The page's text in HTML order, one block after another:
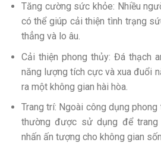
Tăng cường sức khỏe: Nhiều
có thể giúp cải thiện tình trạng
thẳng và lo âu.
Cải thiện phong thủy: Đá thạch
năng lượng tích cực và xua đuổi
ra một không gian hài hòa.
Trang trí: Ngoài công dụng
thường được sử dụng để
nhấn ấn tượng cho không gian